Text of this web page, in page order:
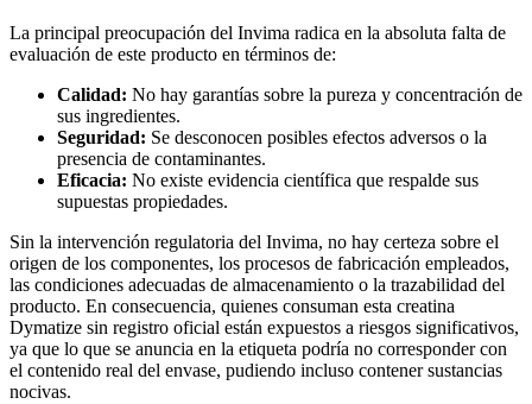
La principal preocupación del Invima radica en la absoluta falta de
evaluación de este producto en términos de:
Calidad: No hay garantías sobre la pureza y concentración de
sus ingredientes.
Seguridad: Se desconocen posibles efectos adversos o la
presencia de contaminantes.
Eficacia: No existe evidencia científica que respalde sus
supuestas propiedades.
Sin la intervención regulatoria del Invima, no hay certeza sobre el
origen de los componentes, los procesos de fabricación empleados,
las condiciones adecuadas de almacenamiento o la trazabilidad del
producto. En consecuencia, quienes consuman esta creatina
Dymatize sin registro oficial están expuestos a riesgos significativos,
ya que lo que se anuncia en la etiqueta podría no corresponder con
el contenido real del envase, pudiendo incluso contener sustancias
nocivas.